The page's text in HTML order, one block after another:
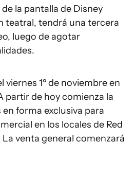
la pantalla de Disney
teatral, tendrá una tercera
luego de agotar
viernes 1º de noviembre en
partir de hoy comienza la
forma exclusiva para
en los locales de Red
La venta general comenzará